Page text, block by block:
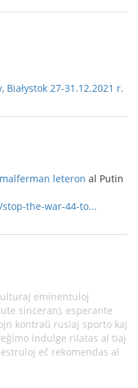
27-31.12.2021 r.
malferman leteron al Putin
the-war-44-to...
eminentuloj
sinceran), esperante
kontraŭ rusiaj sporto kaj
indulge rilatas al tiaj
eĉ rekomendas al